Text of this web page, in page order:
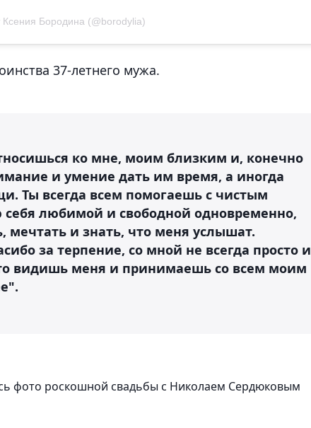
Ксения Бородина (@borodylia)
37-летнего мужа.
ко мне, моим близким и, конечно
и умение дать им время, а иногда
Ты всегда всем помогаешь с чистым
себя любимой и свободной одновременно,
мечтать и знать, что меня услышат.
за терпение, со мной не всегда просто и
видишь меня и принимаешь со всем моим
фото роскошной свадьбы с Николаем Сердюковым